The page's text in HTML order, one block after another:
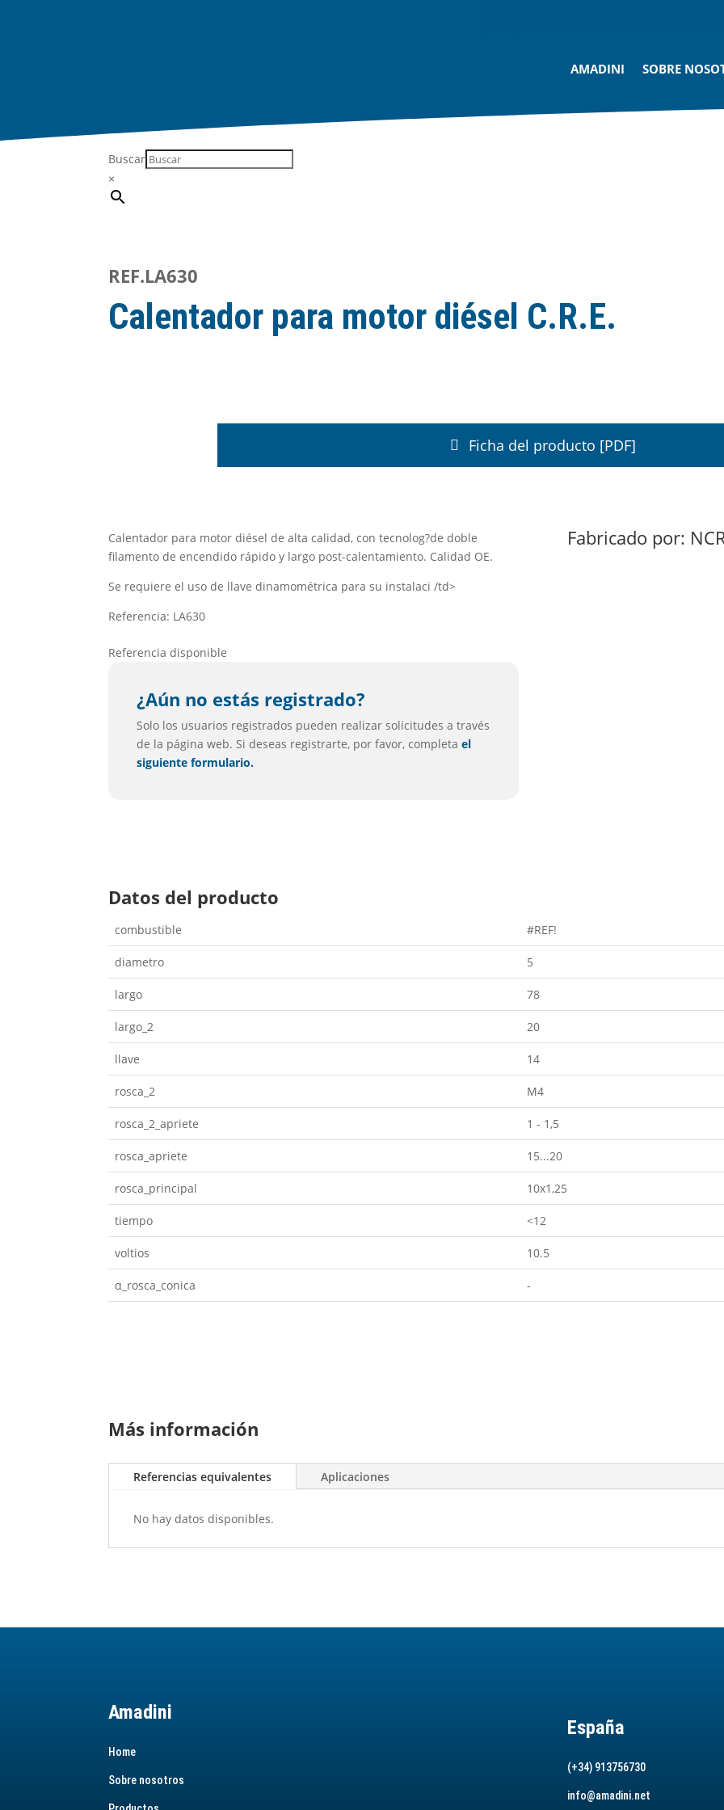
AMADINI SOBRE
Buscar
×
REF.LA630
Calentador para motor diésel C.R.E.
Ficha del producto [PDF]
Calentador para motor diésel de alta calidad, con tecnolog?de doble
filamento de encendido rápido y largo post-calentamiento. Calidad OE.
Se requiere el uso de llave dinamométrica para su instalaci /td>
Referencia: LA630
Referencia disponible
¿Aún no estás registrado?
Solo los usuarios registrados pueden realizar solicitudes a través
de la página web. Si deseas registrarte, por favor, completael
siguiente formulario.
Fabricado por:
Datos del producto
combustible #REF!
diametro 5
largo 78
largo_2 20
llave 14
rosca_2 M4
rosca_2_apriete 1 - 1,5
rosca_apriete 15...20
rosca_principal 10x1,25
tiempo <12
voltios 10.5
α_rosca_conica -
Más información
Referencias equivalentes Aplicaciones
No hay datos disponibles.
Amadini
Home
Sobre nosotros
España
(+34) 913756730
info@amadini.net